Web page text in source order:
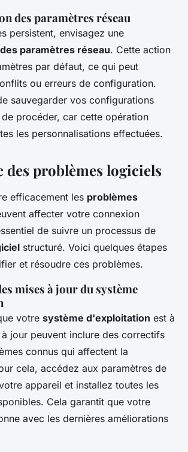
des paramètres réseau
persistent, envisagez une
paramètres réseau. Cette action
par défaut, ce qui peut
ou erreurs de configuration.
sauvegarder vos configurations
procéder, car cette opération
les personnalisations effectuées.
des problèmes logiciels
efficacement les problèmes
affecter votre connexion
de suivre un processus de
structuré. Voici quelques étapes
et résoudre ces problèmes.
mises à jour du système
votre système d'exploitation est à
à jour peuvent inclure des correctifs
connus qui affectent la
cela, accédez aux paramètres de
appareil et installez toutes les
Cela garantit que votre
avec les dernières améliorations